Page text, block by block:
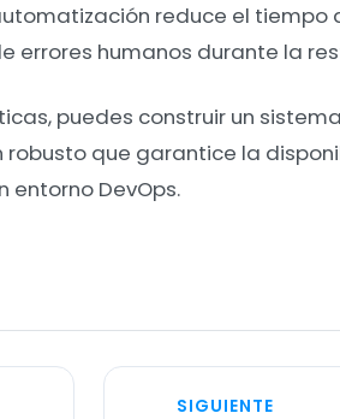
reduce el tiempo
errores humanos durante la
puedes construir un
que garantice la
entorno DevOps.
SIGUIENTE